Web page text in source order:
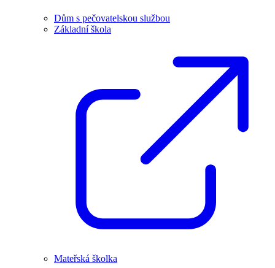
Dům s pečovatelskou službou
Základní škola
Mateřská školka